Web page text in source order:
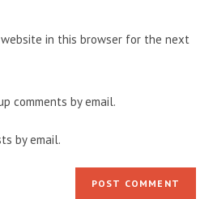
website in this browser for the next
comments by email.
by email.